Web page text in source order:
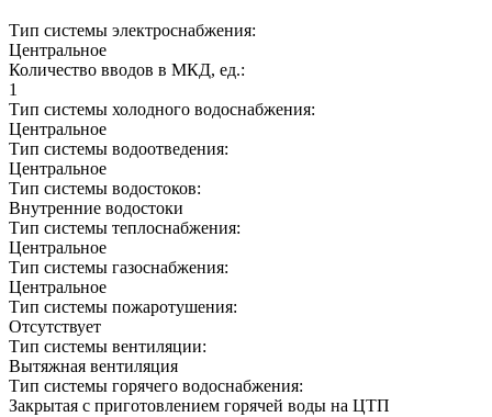
Тип системы электроснабжения:
Центральное
Количество вводов в МКД, ед.:
1
Тип системы холодного водоснабжения:
Центральное
Тип системы водоотведения:
Центральное
Тип системы водостоков:
Внутренние водостоки
Тип системы теплоснабжения:
Центральное
Тип системы газоснабжения:
Центральное
Тип системы пожаротушения:
Отсутствует
Тип системы вентиляции:
Вытяжная вентиляция
Тип системы горячего водоснабжения:
Закрытая с приготовлением горячей воды на ЦТП